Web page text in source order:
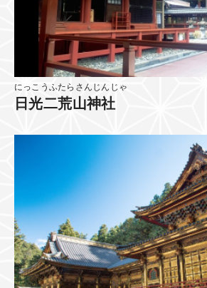
にっこうふたらさんじんじゃ
日光二荒山神社